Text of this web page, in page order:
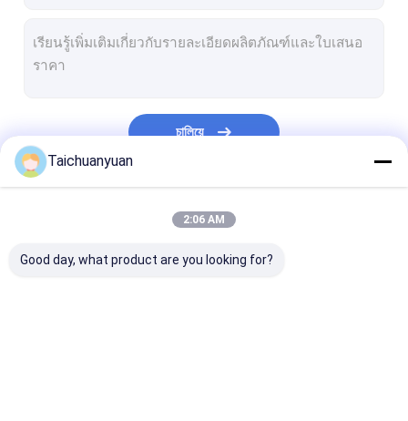
กล่องเกียร์ลดการสวิงของเครื่องขุด
ชิ้นส่วนปั๊มไฮดรอลิกของรถขุด
ผลิตภัณฑ์เครื่องยนต์
চালিয়ে
Taichuanyuan
2:06 AM
Good day, what product are you looking for?